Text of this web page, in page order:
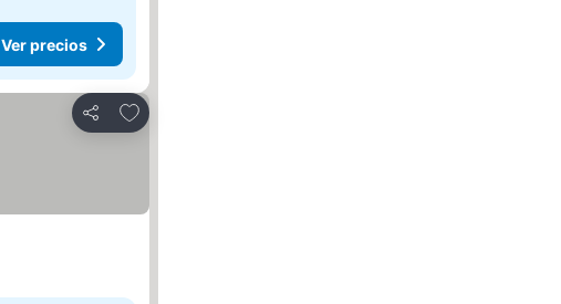
Ver precios
Compartir
Agregar a favoritos